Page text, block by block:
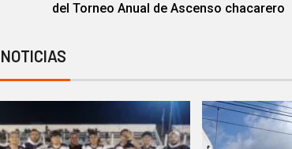
del Torneo Anual de Ascenso chacarero